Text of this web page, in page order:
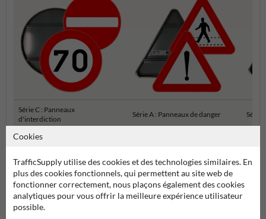
Série C : Panneaux
d'interdiction
Série A : Panneaux de danger Série
Cookies
TrafficSupply utilise des cookies et des technologies similaires. En
plus des cookies fonctionnels, qui permettent au site web de
fonctionner correctement, nous plaçons également des cookies
analytiques pour vous offrir la meilleure expérience utilisateur
possible.